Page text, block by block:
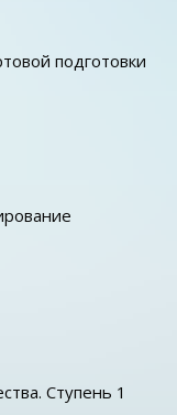
подготовки
Ступень 1